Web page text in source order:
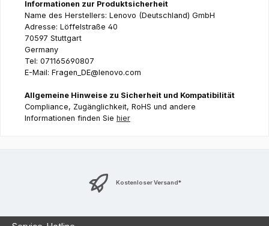
Informationen zur Produktsicherheit
Name des Herstellers: Lenovo (Deutschland) GmbH
Adresse: Löffelstraße 40
70597 Stuttgart
Germany
Tel: 071165690807
E-Mail: Fragen_DE@lenovo.com
Allgemeine Hinweise zu Sicherheit und Kompatibilität
Compliance, Zugänglichkeit, RoHS und andere
Informationen finden Sie hier
Kostenloser Versand*